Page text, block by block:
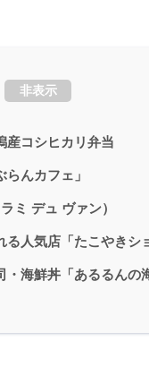
非表示
産コシヒカリ弁当
んカフェ」
ミ デュ ヴァン）
る人気店「たこやきシ
・海鮮丼「あるるんの